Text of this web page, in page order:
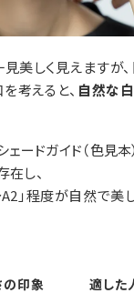
美しく見えますが
考えると、 自然な
ードガイド（色見本
在し、
」程度が自然で美
の印象 適した